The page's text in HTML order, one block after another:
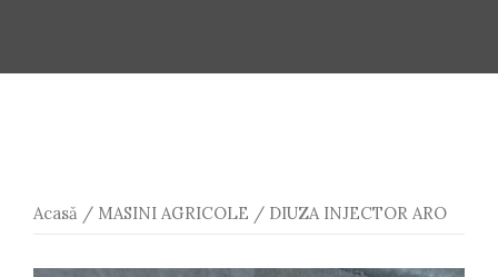
Acasă / MASINI AGRICOLE / DIUZA INJECTOR ARO